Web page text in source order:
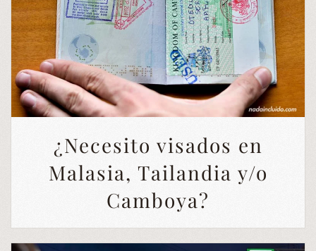
¿Necesito visados en
Malasia, Tailandia y/o
Camboya?